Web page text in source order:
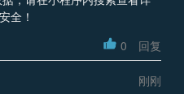
全！
0 回复
刚刚